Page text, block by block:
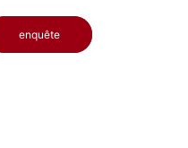
enquête